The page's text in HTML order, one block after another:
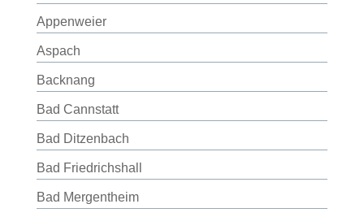
Appenweier
Aspach
Backnang
Bad Cannstatt
Bad Ditzenbach
Bad Friedrichshall
Bad Mergentheim